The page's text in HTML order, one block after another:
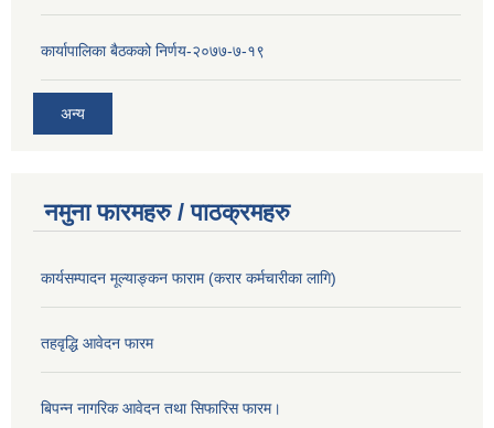
कार्यापालिका बैठकको निर्णय-२०७७-७-१९
अन्य
नमुना फारमहरु / पाठक्रमहरु
कार्यसम्पादन मूल्याङ्कन फाराम (करार कर्मचारीका लागि)
तहवृद्धि आवेदन फारम
बिपन्‍न नागरिक आवेदन तथा सिफारिस फारम।